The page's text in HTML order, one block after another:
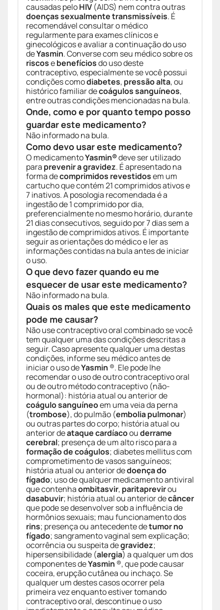
causadas peloHIV (AIDS) nem contra outras
doenças sexualmente transmissíveis. É
recomendável consultar o médico
regularmente para exames clínicos e
ginecológicos e avaliar a continuação do uso
deYasmin. Converse com seu médico sobre os
riscosebenefíciosdo uso deste
contraceptivo, especialmente se você possui
condições comodiabetes, pressão alta, ou
histórico familiar decoágulos sanguíneos,
entre outras condições mencionadas na bula.
Onde, como e por quanto tempo posso
guardar este medicamento?
Não informado na bula.
Como devo usar este medicamento?
O medicamentoYasmin®deve ser utilizado
para prevenir a gravidez. É apresentado na
forma decomprimidos revestidosem um
cartucho que contém 21 comprimidos ativos e
7 inativos. A posologia recomendada é a
ingestão de 1 comprimido por dia,
preferencialmente no mesmo horário, durante
21 dias consecutivos, seguido por 7 dias sem a
ingestão de comprimidos ativos. É importante
seguir as orientações do médico e ler as
informações contidas na bula antes de iniciar
o uso.
O que devo fazer quando eu me
esquecer de usar este medicamento?
Não informado na bula.
Quais os males que este medicamento
pode me causar?
Não use contraceptivo oral combinado se você
tem qualquer uma das condições descritas a
seguir. Caso apresente qualquer uma destas
condições, informe seu médico antes de
iniciar o uso deYasmin ®. Ele pode lhe
recomendar o uso de outro contraceptivo oral
ou de outro método contraceptivo (não-
hormonal): história atual ou anterior de
coágulo sanguíneoem uma veia da perna
(trombose), do pulmão (embolia pulmonar)
ou outras partes do corpo; história atual ou
anterior deataque cardíacoouderrame
cerebral; presença de um alto risco para a
formação de coágulos; diabetes mellitus com
comprometimento de vasos sanguíneos;
história atual ou anterior dedoença do
fígado; uso de qualquer medicamento antiviral
que contenhaombitasvir, paritaprevirou
dasabuvir; história atual ou anterior decâncer
que pode se desenvolver sob a influência de
hormônios sexuais; mau funcionamento dos
rins; presença ou antecedente detumor no
fígado; sangramento vaginal sem explicação;
ocorrência ou suspeita degravidez;
hipersensibilidade (alergia) a qualquer um dos
componentes deYasmin ®, que pode causar
coceira, erupção cutânea ou inchaço. Se
qualquer um destes casos ocorrer pela
primeira vez enquanto estiver tomando
contraceptivo oral, descontinue o uso